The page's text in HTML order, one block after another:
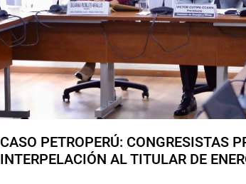
CASO PETROPERÚ: CONGRESISTAS
INTERPELACIÓN AL TITULAR DE